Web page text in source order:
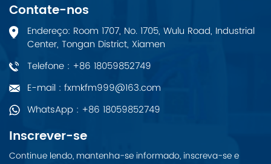
processamento
central para S7-400H
4 interfaces: 1 MPI/DP, 1
DP e 2 para módulos
de sincronização 20
MB de memória (10
MB de dados/10
Contate-nos
Endereço: Room 1707, No. 1705, Wulu Road, Industrial
Center, Tongan District, Xiamen
Telefone : +86 18059852749
E-mail : fxmkfm999@163.com
WhatsApp : +86 18059852749
Inscrever-se
Continue lendo, mantenha-se informado, inscreva-se e